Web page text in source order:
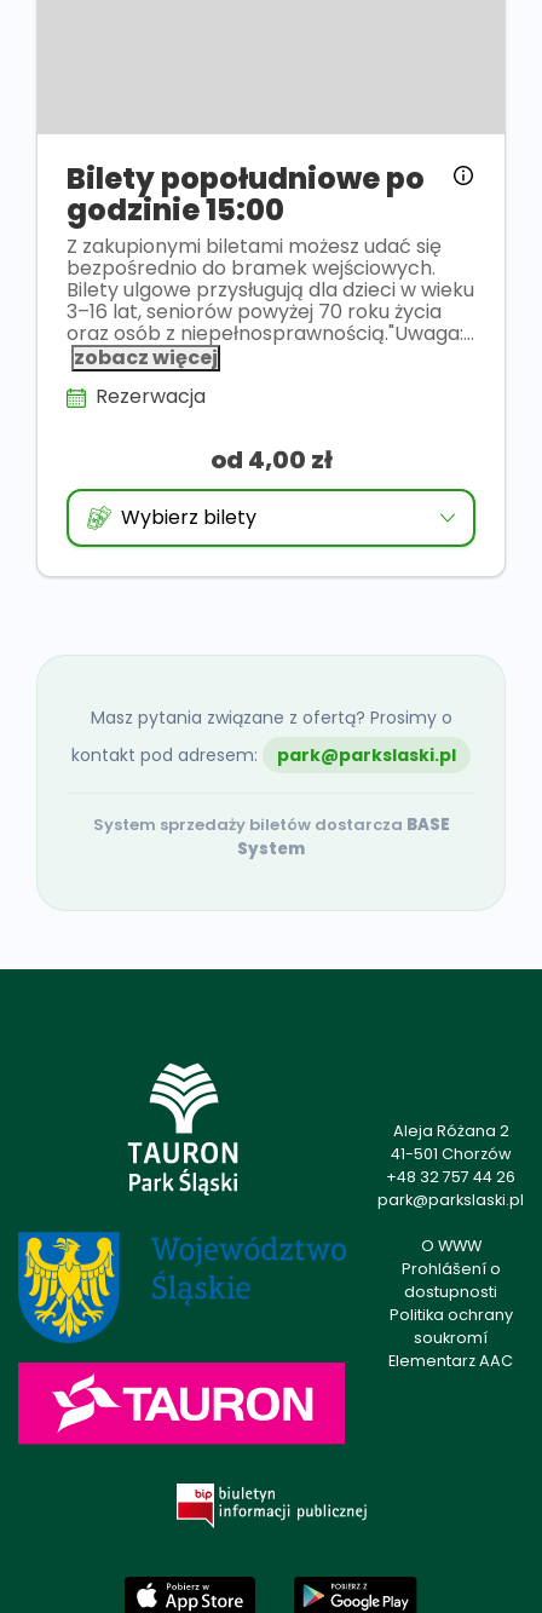
Bilety popołudniowe po
godzinie 15:00
Z zakupionymi biletami możesz udać się
bezpośrednio do bramek wejściowych.
Bilety ulgowe przysługują dla dzieci w wieku
3–16 lat, seniorów powyżej 70 roku życia
oraz osób z niepełnosprawnością."Uwaga:...
zobacz więcej
Rezerwacja
od 4,00 zł
Wybierz bilety
Masz pytania związane z ofertą? Prosimy o
kontakt pod adresem:
park@parkslaski.pl
System sprzedaży biletów dostarcza BASE
System
Aleja Różana 2
41-501 Chorzów
+48 32 757 44 26
park@parkslaski.pl
O WWW
Prohlášení o
dostupnosti
Politika ochrany
soukromí
Elementarz AAC